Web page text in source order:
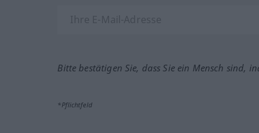
Bitte bestätigen Sie, dass Sie ein Mensch sind,
*Pflichtfeld